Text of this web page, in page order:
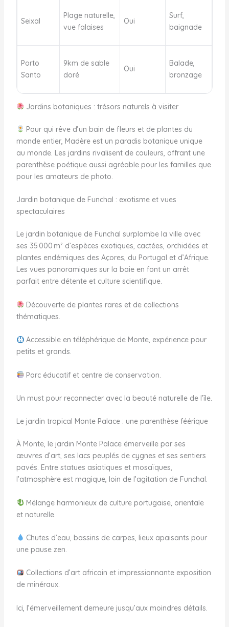
Seixal
Plage naturelle,
vue falaises
Oui
Surf,
baignade
Porto
Santo
9km de sable
doré
Oui
Balade,
bronzage
Jardins botaniques : trésors naturels à visiter
Pour qui rêve d’un bain de fleurs et de plantes du
monde entier, Madère est un paradis botanique unique
au monde. Les jardins rivalisent de couleurs, offrant une
parenthèse poétique aussi agréable pour les familles que
pour les amateurs de photo.
Jardin botanique de Funchal : exotisme et vues
spectaculaires
Le jardin botanique de Funchal surplombe la ville avec
ses 35 000 m² d’espèces exotiques, cactées, orchidées et
plantes endémiques des Açores, du Portugal et d’Afrique.
Les vues panoramiques sur la baie en font un arrêt
parfait entre détente et culture scientifique.
Découverte de plantes rares et de collections
thématiques.
Accessible en téléphérique de Monte, expérience pour
petits et grands.
Parc éducatif et centre de conservation.
Un must pour reconnecter avec la beauté naturelle de l’île.
Le jardin tropical Monte Palace : une parenthèse féérique
À Monte, le jardin Monte Palace émerveille par ses
œuvres d’art, ses lacs peuplés de cygnes et ses sentiers
pavés. Entre statues asiatiques et mosaïques,
l’atmosphère est magique, loin de l’agitation de Funchal.
Mélange harmonieux de culture portugaise, orientale
et naturelle.
Chutes d’eau, bassins de carpes, lieux apaisants pour
une pause zen.
Collections d’art africain et impressionnante exposition
de minéraux.
Ici, l’émerveillement demeure jusqu’aux moindres détails.